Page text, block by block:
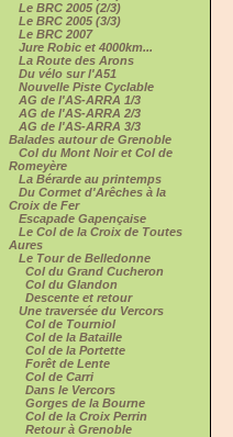
Le BRC 2005 (2/3)
Le BRC 2005 (3/3)
Le BRC 2007
Jure Robic et 4000km...
La Route des Arons
Du vélo sur l'A51
Nouvelle Piste Cyclable
AG de l'AS-ARRA 1/3
AG de l'AS-ARRA 2/3
AG de l'AS-ARRA 3/3
Balades autour de Grenoble
Col du Mont Noir et Col de
Romeyère
La Bérarde au printemps
Du Cormet d'Arêches à la
Croix de Fer
Escapade Gapençaise
Le Col de la Croix de Toutes
Aures
Le Tour de Belledonne
Col du Grand Cucheron
Col du Glandon
Descente et retour
Une traversée du Vercors
Col de Tourniol
Col de la Bataille
Col de la Portette
Forêt de Lente
Col de Carri
Dans le Vercors
Gorges de la Bourne
Col de la Croix Perrin
Retour à Grenoble